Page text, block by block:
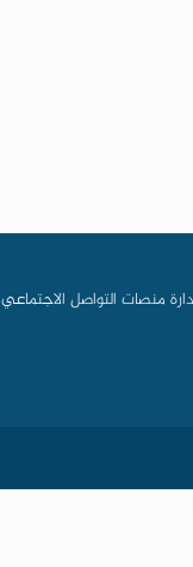
منصات التواصل الاجتماعي